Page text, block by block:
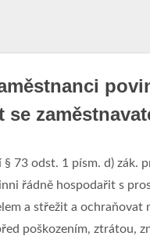
se
§ 73 odst. 1 písm. d) zák.
řádně hospodařit s
a střežit a ochraňovat
poškozením, ztrátou,